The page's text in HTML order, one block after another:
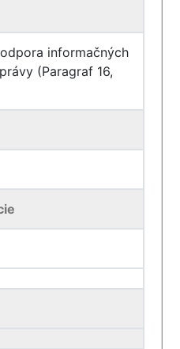
informačných
(Paragraf 16,